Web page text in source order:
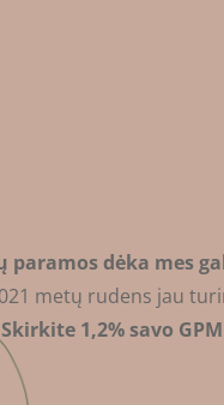
paramos dėka mes
metų rudens jau
Skirkite 1,2% savo